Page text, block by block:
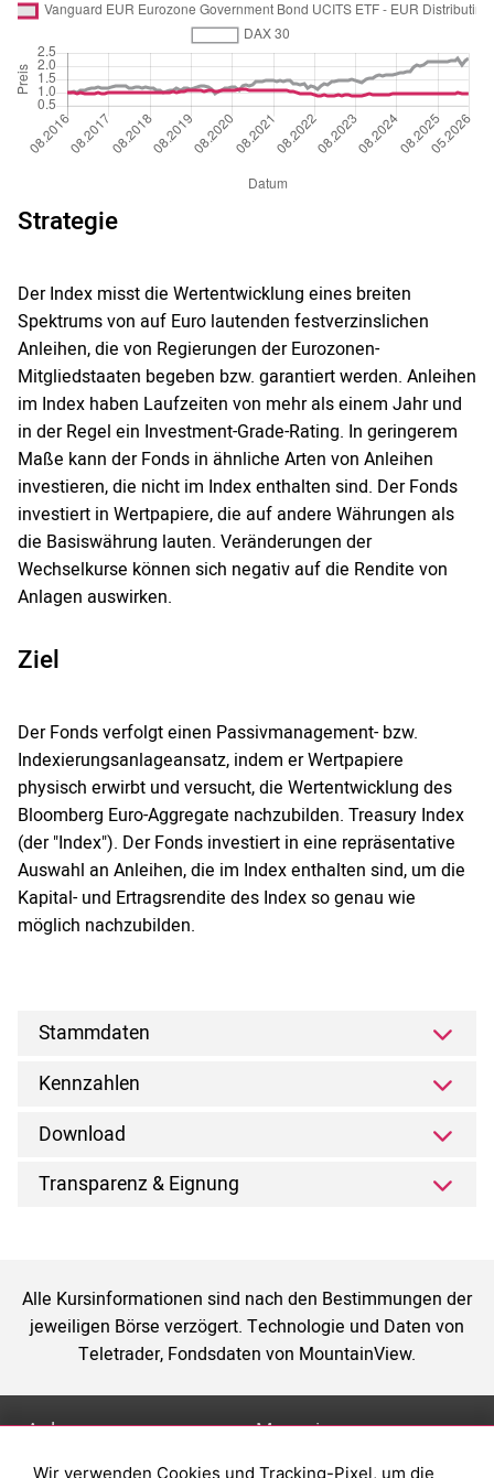
Strategie
Der Index misst die Wertentwicklung eines breiten
Spektrums von auf Euro lautenden festverzinslichen
Anleihen, die von Regierungen der Eurozonen-
Mitgliedstaaten begeben bzw. garantiert werden. Anleihen
im Index haben Laufzeiten von mehr als einem Jahr und
in der Regel ein Investment-Grade-Rating. In geringerem
Maße kann der Fonds in ähnliche Arten von Anleihen
investieren, die nicht im Index enthalten sind. Der Fonds
investiert in Wertpapiere, die auf andere Währungen als
die Basiswährung lauten. Veränderungen der
Wechselkurse können sich negativ auf die Rendite von
Anlagen auswirken.
Ziel
Der Fonds verfolgt einen Passivmanagement- bzw.
Indexierungsanlageansatz, indem er Wertpapiere
physisch erwirbt und versucht, die Wertentwicklung des
Bloomberg Euro-Aggregate nachzubilden. Treasury Index
(der "Index"). Der Fonds investiert in eine repräsentative
Auswahl an Anleihen, die im Index enthalten sind, um die
Kapital- und Ertragsrendite des Index so genau wie
möglich nachzubilden.
Stammdaten
Kennzahlen
Download
Transparenz & Eignung
Alle Kursinformationen sind nach den Bestimmungen der
jeweiligen Börse verzögert. Technologie und Daten von
Teletrader, Fondsdaten von MountainView.
Anlage Magazin
Wir verwenden Cookies und Tracking-Pixel, um die